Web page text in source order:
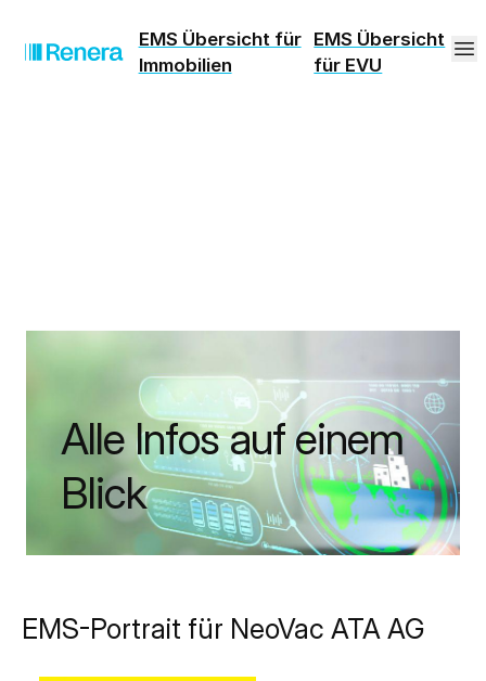
EMS Übersicht für
Immobilien
EMS Übersicht
für EVU
Alle Infos auf einem
Blick
EMS-Portrait für NeoVac ATA AG